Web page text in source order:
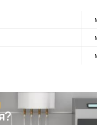
мм
мм
мм